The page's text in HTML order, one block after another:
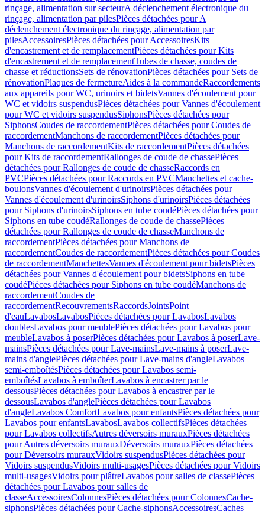
rinçage, alimentation sur secteurA déclenchement électronique du
rinçage, alimentation par pilesPièces détachées pour A
déclenchement électronique du rinçage, alimentation par
pilesAccessoiresPièces détachées pour AccessoiresKits
d'encastrement et de remplacementPièces détachées pour Kits
d'encastrement et de remplacementTubes de chasse, coudes de
chasse et réductionsSets de rénovationPièces détachées pour Sets de
rénovationPlaques de fermetureAides à la commandeRaccordements
aux appareils pour WC, urinoirs et bidetsVannes d'écoulement pour
WC et vidoirs suspendusPièces détachées pour Vannes d'écoulement
pour WC et vidoirs suspendusSiphonsPièces détachées pour
SiphonsCoudes de raccordementPièces détachées pour Coudes de
raccordementManchons de raccordementPièces détachées pour
Manchons de raccordementKits de raccordementPièces détachées
pour Kits de raccordementRallonges de coude de chassePièces
détachées pour Rallonges de coude de chasseRaccords en
PVCPièces détachées pour Raccords en PVCManchettes et cache-
boulonsVannes d'écoulement d'urinoirsPièces détachées pour
Vannes d'écoulement d'urinoirsSiphons d'urinoirsPièces détachées
pour Siphons d'urinoirsSiphons en tube coudéPièces détachées pour
Siphons en tube coudéRallonges de coude de chassePièces
détachées pour Rallonges de coude de chasseManchons de
raccordementPièces détachées pour Manchons de
raccordementCoudes de raccordementPièces détachées pour Coudes
de raccordementManchettesVannes d'écoulement pour bidetsPièces
détachées pour Vannes d'écoulement pour bidetsSiphons en tube
coudéPièces détachées pour Siphons en tube coudéManchons de
raccordementCoudes de
raccordementRecouvrementsRaccordsJointsPoint
d'eauLavabosLavabosPièces détachées pour LavabosLavabos
doublesLavabos pour meublePièces détachées pour Lavabos pour
meubleLavabos à poserPièces détachées pour Lavabos à poserLave-
mainsPièces détachées pour Lave-mainsLave-mains à poserLave-
mains d'anglePièces détachées pour Lave-mains d'angleLavabos
semi-emboîtésPièces détachées pour Lavabos semi-
emboîtésLavabos à emboîterLavabos à encastrer par le
dessousPièces détachées pour Lavabos à encastrer par le
dessousLavabos d'anglePièces détachées pour Lavabos
d'angleLavabos ComfortLavabos pour enfantsPièces détachées pour
Lavabos pour enfantsLavabosLavabos collectifsPièces détachées
pour Lavabos collectifsAutres déversoirs murauxPièces détachées
pour Autres déversoirs murauxDéversoirs murauxPièces détachées
pour Déversoirs murauxVidoirs suspendusPièces détachées pour
Vidoirs suspendusVidoirs multi-usagesPièces détachées pour Vidoirs
multi-usagesVidoirs pour plâtreLavabos pour salles de classePièces
détachées pour Lavabos pour salles de
classeAccessoiresColonnesPièces détachées pour ColonnesCache-
siphonsPièces détachées pour Cache-siphonsAccessoiresCaches